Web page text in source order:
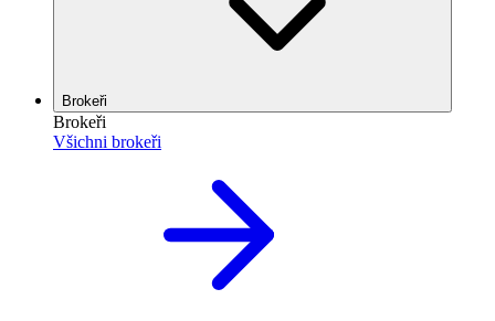
Brokeři
Brokeři
Všichni brokeři